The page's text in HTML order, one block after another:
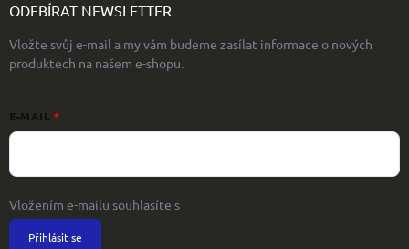
ODEBÍRAT NEWSLETTER
Vložte svůj e-mail a my vám budeme zasílat informace o nových
produktech na našem e-shopu.
E-MAIL
Vložením e-mailu souhlasíte s
Přihlásit se